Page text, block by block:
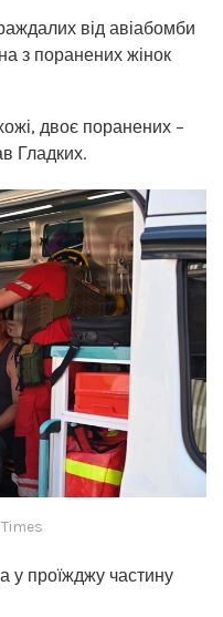
від авіабомби
з поранених жінок
двоє поранених –
Гладких.
у проїжджу частину